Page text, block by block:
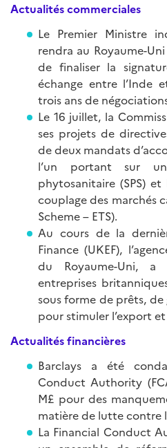
Actualités commerciales
Le Premier Ministre
rendra au Royaume-
de finaliser la
échange entre l’Inde
trois ans de
Le 16 juillet, la
ses projets de
de deux mandats
l’un portant sur
phytosanitaire (SPS)
couplage des marchés
Scheme – ETS).
Au cours de la
Finance (UKEF),
du Royaume-Uni,
entreprises
sous forme de prêts, de
pour stimuler l’export
Actualités financières
Barclays a été
Conduct Authority
M£ pour des
matière de lutte contre
La Financial Conduct